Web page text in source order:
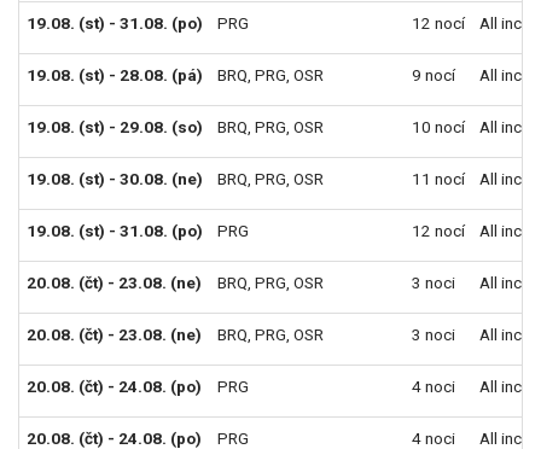
19.08. (st) - 31.08. (po) PRG 12 nocí All
19.08. (st) - 28.08. (pá) BRQ PRG OSR 9 nocí All
19.08. (st) - 29.08. (so) BRQ PRG OSR 10 nocí All
19.08. (st) - 30.08. (ne) BRQ PRG OSR 11 nocí All
19.08. (st) - 31.08. (po) PRG 12 nocí All
20.08. (čt) - 23.08. (ne) BRQ PRG OSR 3 noci All
20.08. (čt) - 23.08. (ne) BRQ PRG OSR 3 noci All
20.08. (čt) - 24.08. (po) PRG 4 noci All
20.08. (čt) - 24.08. (po) PRG 4 noci All